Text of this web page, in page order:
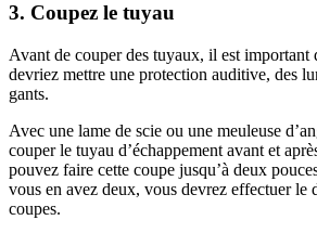
3. Coupez le tuyau
Avant de couper des tuyaux, il est important
devriez mettre une protection auditive, des
gants.
Avec une lame de scie ou une meuleuse
couper le tuyau d’échappement avant et
pouvez faire cette coupe jusqu’à deux
vous en avez deux, vous devrez effectuer le
coupes.